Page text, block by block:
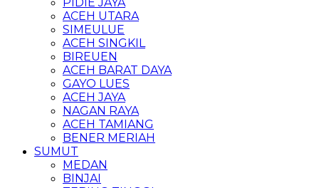
ACEH UTARA
SIMEULUE
ACEH SINGKIL
BIREUEN
ACEH BARAT DAYA
GAYO LUES
ACEH JAYA
NAGAN RAYA
ACEH TAMIANG
BENER MERIAH
SUMUT
MEDAN
BINJAI